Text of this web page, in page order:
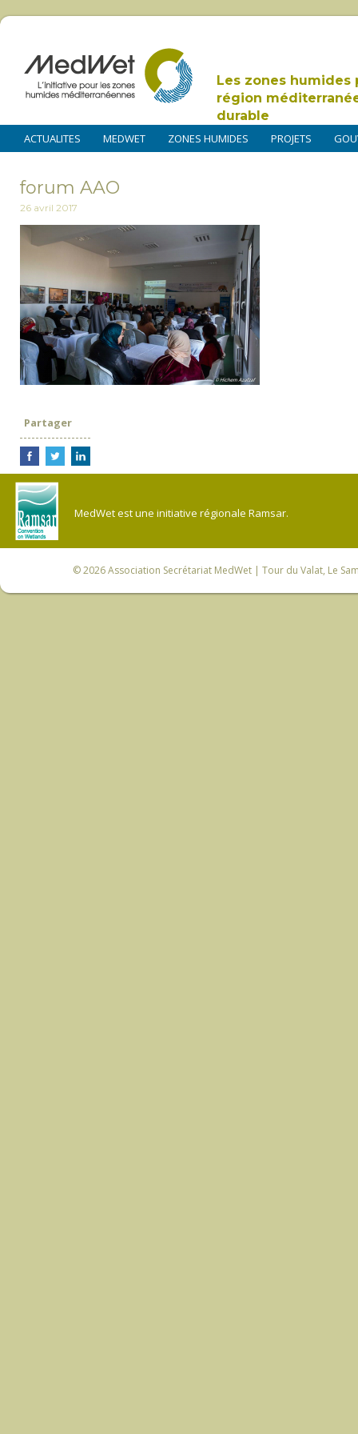
Les zones humides
région
durable
ACTUALITES MEDWET ZONES HUMIDES PROJETS
forum AAO
26 avril 2017
Partager
MedWet est une initiative régionale Ramsar.
© 2026Association Secrétariat MedWet | Tour du Valat, Le